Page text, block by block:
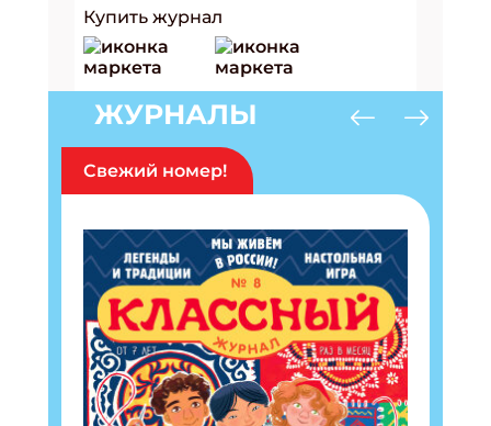
Купить журнал
ЖУРНАЛЫ
Свежий номер!